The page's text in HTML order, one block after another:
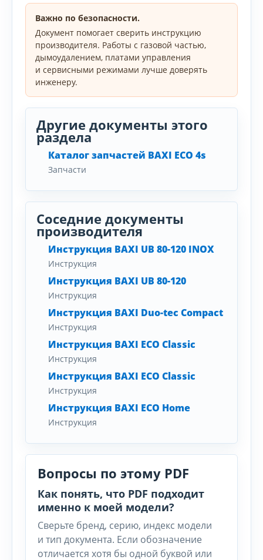
Важно по безопасности.
Документ помогает сверить инструкцию
производителя. Работы с газовой частью,
дымоудалением, платами управления
и сервисными режимами лучше доверять
инженеру.
Другие документы этого
раздела
Каталог запчастей BAXI ECO 4s
Запчасти
Соседние документы
производителя
Инструкция BAXI UB 80-120 INOX
Инструкция
Инструкция BAXI UB 80-120
Инструкция
Инструкция BAXI Duo-tec Compact
Инструкция
Инструкция BAXI ECO Classic
Инструкция
Инструкция BAXI ECO Classic
Инструкция
Инструкция BAXI ECO Home
Инструкция
Вопросы по этому PDF
Как понять, что PDF подходит
именно к моей модели?
Сверьте бренд, серию, индекс модели
и тип документа. Если обозначение
отличается хотя бы одной буквой или